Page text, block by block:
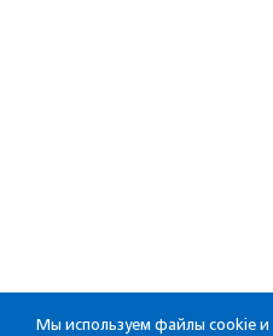
Мы используем файлы cookie